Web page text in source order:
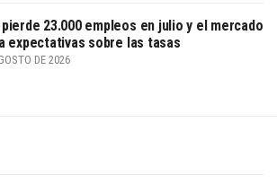
pierde 23.000 empleos en julio y el mercado
expectativas sobre las tasas
DE 2026